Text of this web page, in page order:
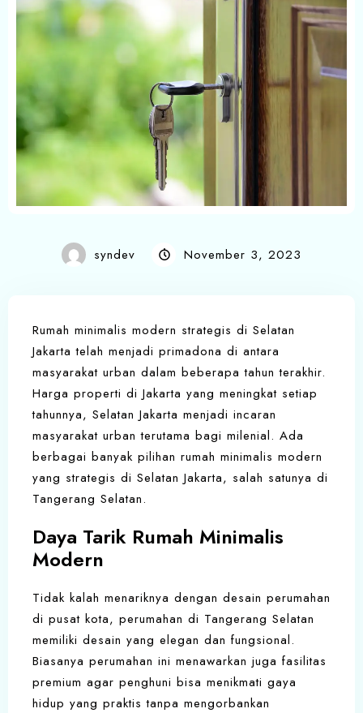
syndev November 3, 2023
Rumah minimalis modern strategis di Selatan
Jakarta telah menjadi primadona di antara
masyarakat urban dalam beberapa tahun terakhir.
Harga properti di Jakarta yang meningkat setiap
tahunnya, Selatan Jakarta menjadi incaran
masyarakat urban terutama bagi milenial. Ada
berbagai banyak pilihan rumah minimalis modern
yang strategis di Selatan Jakarta, salah satunya di
Tangerang Selatan.
Daya Tarik Rumah Minimalis
Modern
Tidak kalah menariknya dengan desain perumahan
di pusat kota, perumahan di Tangerang Selatan
memiliki desain yang elegan dan fungsional.
Biasanya perumahan ini menawarkan juga fasilitas
premium agar penghuni bisa menikmati gaya
hidup yang praktis tanpa mengorbankan